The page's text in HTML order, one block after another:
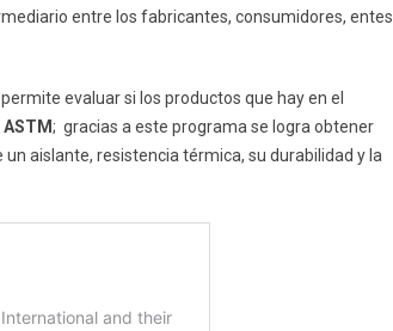
entre los fabricantes, consumidores, entes
evaluar si los productos que hay en el
; gracias a este programa se logra obtener
aislante, resistencia térmica, su durabilidad y la